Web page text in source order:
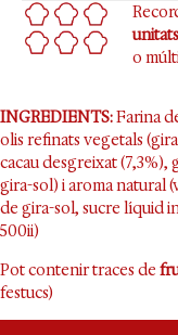
unitats
o
INGREDIENTS:Farina
olis refinats vegetals
cacau desgreixat
gira-sol) i aroma natural
de gira-sol, sucre líquid
500ii)
Pot contenir traces de
festucs)